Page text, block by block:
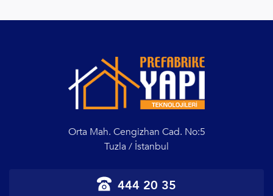
Orta Mah. Cengizhan Cad. No:5
Tuzla / İstanbul
444 20 35